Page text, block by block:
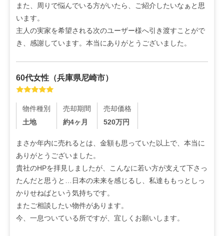
また、周りで悩んでいる方がいたら、ご紹介したいなぁと思
います。
主人の実家を希望される次のユーザー様へ引き渡すことがで
き、感謝しています。本当にありがとうございました。
60代女性 （兵庫県尼崎市）
物件種別
土地
売却期間
約4ヶ月
売却価格
520万円
まさか年内に売れるとは、金額も思っていた以上で、本当に
ありがとうございました。
貴社のHPを拝見しましたが、こんなに若い方が支えて下さっ
たんだと思うと…日本の未来を感じるし、私達ももっとしっ
かりせねばという気持ちです。
またご相談したい物件があります。
今、一息ついている所ですが、宜しくお願いします。